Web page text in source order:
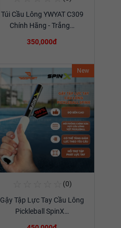
Xem chi tiết
Túi Cầu Lông YWYAT C309
Chính Hãng - Trắng…
350,000đ
New
Xem chi tiết
(0)
Gậy Tập Lực Tay Cầu Lông
Pickleball SpinX…